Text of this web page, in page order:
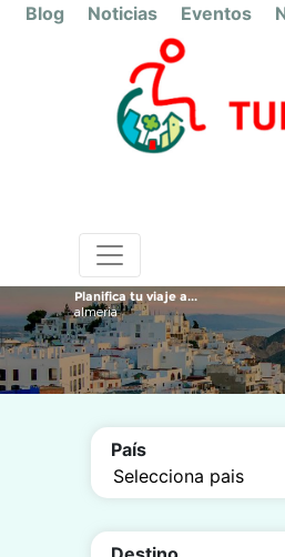
Blog Noticias Eventos
Planifica tu viaje a...
almeria
País